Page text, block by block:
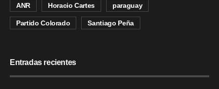
ANR Horacio Cartes paraguay
Partido Colorado Santiago Peña
Entradas recientes